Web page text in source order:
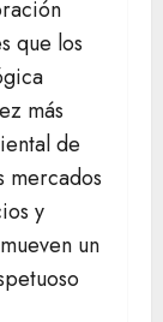
que los
más
de
mercados
y
un